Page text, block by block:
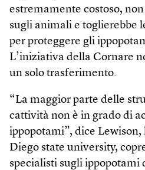
estremamente costoso,
sugli animali e toglierebbe
per proteggere gli
L’iniziativa della Cornare
un solo trasferimento.
“La maggior parte delle
cattività non è in grado di
ippopotami”, dice Lewison,
Diego state university,
specialisti sugli ippopotami